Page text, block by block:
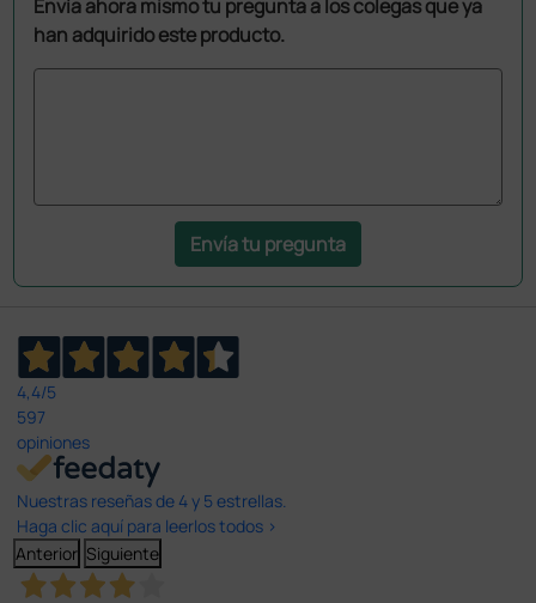
Envía ahora mismo tu pregunta a los colegas que ya
han adquirido este producto.
Envía tu pregunta
4,4/5
597
opiniones
Nuestras reseñas de 4 y 5 estrellas.
Haga clic aquí para leerlos todos >
Anterior Siguiente